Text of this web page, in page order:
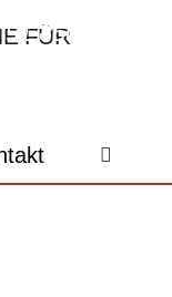
FÜR
850